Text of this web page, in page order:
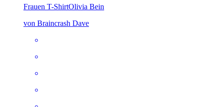
Frauen T-ShirtOlivia Bein
von Braincrash Dave